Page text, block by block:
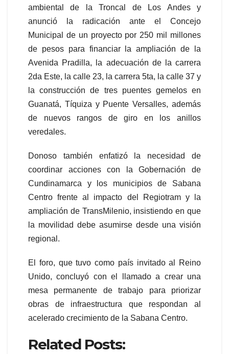
ambiental de la Troncal de Los Andes y
anunció la radicación ante el Concejo
Municipal de un proyecto por 250 mil millones
de pesos para financiar la ampliación de la
Avenida Pradilla, la adecuación de la carrera
2da Este, la calle 23, la carrera 5ta, la calle 37 y
la construcción de tres puentes gemelos en
Guanatá, Tíquiza y Puente Versalles, además
de nuevos rangos de giro en los anillos
veredales.
Donoso también enfatizó la necesidad de
coordinar acciones con la Gobernación de
Cundinamarca y los municipios de Sabana
Centro frente al impacto del Regiotram y la
ampliación de TransMilenio, insistiendo en que
la movilidad debe asumirse desde una visión
regional.
El foro, que tuvo como país invitado al Reino
Unido, concluyó con el llamado a crear una
mesa permanente de trabajo para priorizar
obras de infraestructura que respondan al
acelerado crecimiento de la Sabana Centro.
Related Posts: